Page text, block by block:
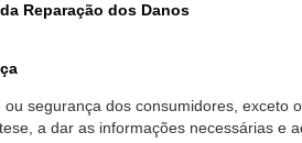
Reparação dos Danos
segurança dos consumidores, exceto
a dar as informações necessárias e